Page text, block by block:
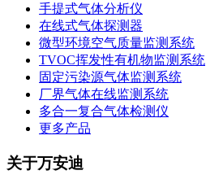
手提式气体分析仪
在线式气体探测器
微型环境空气质量监测系统
TVOC挥发性有机物监测系统
固定污染源气体监测系统
厂界气体在线监测系统
多合一复合气体检测仪
更多产品
关于万安迪